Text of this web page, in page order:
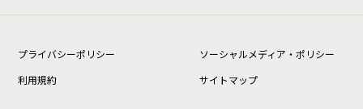
プライバシーポリシー
ソーシャルメディア・ポリシー
利⽤規約
サイトマップ